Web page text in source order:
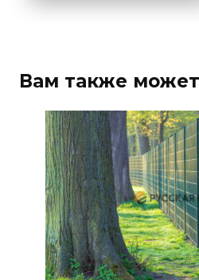
Вам также